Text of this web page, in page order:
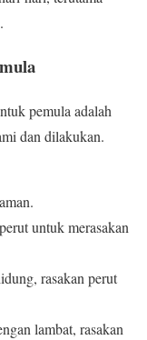
pemula adalah
dan dilakukan.
untuk merasakan
rasakan perut
lambat, rasakan